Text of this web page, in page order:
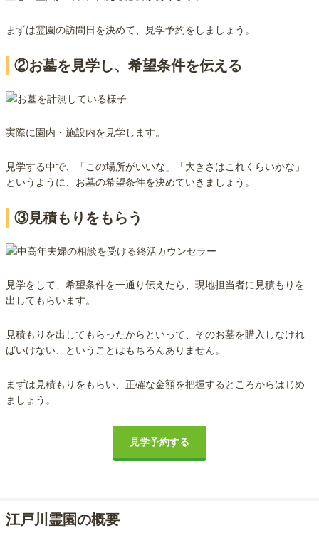
まずは霊園の訪問日を決めて、見学予約をしましょう。
②お墓を見学し、希望条件を伝える
実際に園内・施設内を見学します。
見学する中で、「この場所がいいな」「大きさはこれくらいかな」
というように、お墓の希望条件を決めていきましょう。
③見積もりをもらう
見学をして、希望条件を一通り伝えたら、現地担当者に見積もりを
出してもらいます。
見積もりを出してもらったからといって、そのお墓を購入しなけれ
ばいけない、ということはもちろんありません。
まずは見積もりをもらい、正確な金額を把握するところからはじめ
ましょう。
見学予約する
江戸川霊園の概要